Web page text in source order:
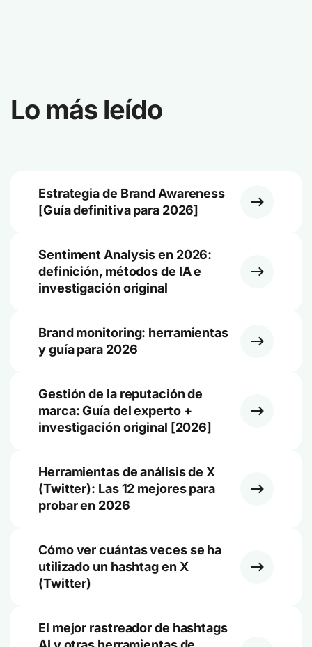
Lo más leído
Estrategia de Brand Awareness
[Guía definitiva para 2026]
Sentiment Analysis en 2026:
definición, métodos de IA e
investigación original
Brand monitoring: herramientas
y guía para 2026
Gestión de la reputación de
marca: Guía del experto +
investigación original [2026]
Herramientas de análisis de X
(Twitter): Las 12 mejores para
probar en 2026
Cómo ver cuántas veces se ha
utilizado un hashtag en X
(Twitter)
El mejor rastreador de hashtags